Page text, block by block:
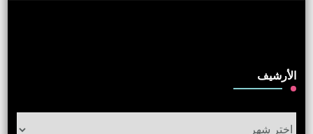
الأرشيف